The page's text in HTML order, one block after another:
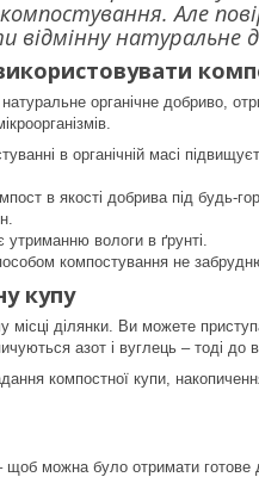
Але
натуральне
органічне добриво,
в органічній масі
в якості добрива під будь-
вологи в ґрунті.
компостування не
купу
ділянки. Ви можете
азот і вуглець – тоді
компостної купи,
можна було отримати готове